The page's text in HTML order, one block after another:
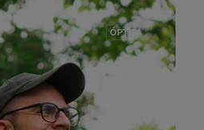
ÓPTICA